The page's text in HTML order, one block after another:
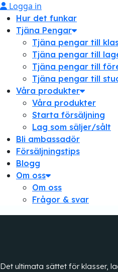
Logga in
Hur det funkar
Tjäna Pengar
Tjäna pengar till
Tjäna pengar till
Tjäna pengar till
Tjäna pengar till
Våra produkter
Våra produkter
Starta försäljning
Lag som säljer/sålt
Bli ambassadör
Försäljningstips
Blogg
Om oss
Om oss
Frågor & svar
Det ultimata sättet för klasser,